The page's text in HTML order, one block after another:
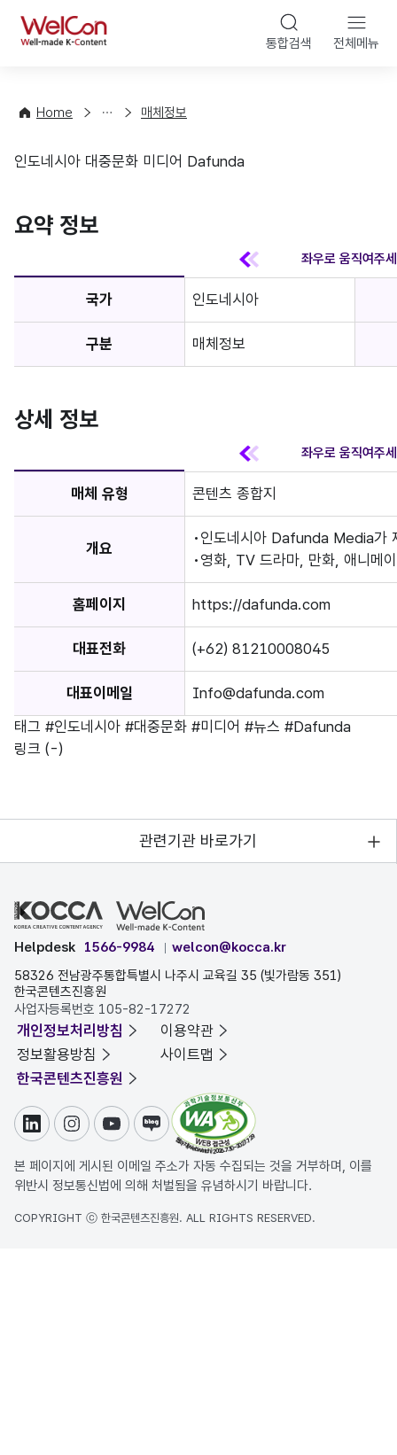
WelCon 통합검색 전체메뉴
Home
컨
팅
해
기
정
매체정보
매체정보
인도네시아 대중문화 미디어 Dafunda
요약 정보
국가 인도네시아
구분 매체정보
상세 정보
매체 유형 콘텐츠 종합지
개요
인도네시아 Dafunda Media가
영화, TV 드라마, 만화, 애니메
홈페이지 https://dafunda.com
대표전화 (+62) 81210008045
대표이메일
Info@dafunda.com
태그 #인도네시아 #대중문화 #미디어 #뉴스 #Dafunda
링크 (-)
관련기관 바로가기
Helpdesk 1566-9984
welcon@kocca.kr
58326 전남광주통합특별시 나주시 교육길 35 (빛가람동 351)
한국콘텐츠진흥원
사업자등록번호 105-82-17272
개인정보처리방침
이용약관
정보활용방침
사이트맵
한국콘텐츠진흥원
링크드인인스타그램
유튜브블로그
본 페이지에 게시된 이메일 주소가 자동 수집되는 것을 거부하며, 이를
위반시 정보통신법에 의해 처벌됨을 유념하시기 바랍니다.
COPYRIGHT ⓒ 한국콘텐츠진흥원. ALL RIGHTS RESERVED.